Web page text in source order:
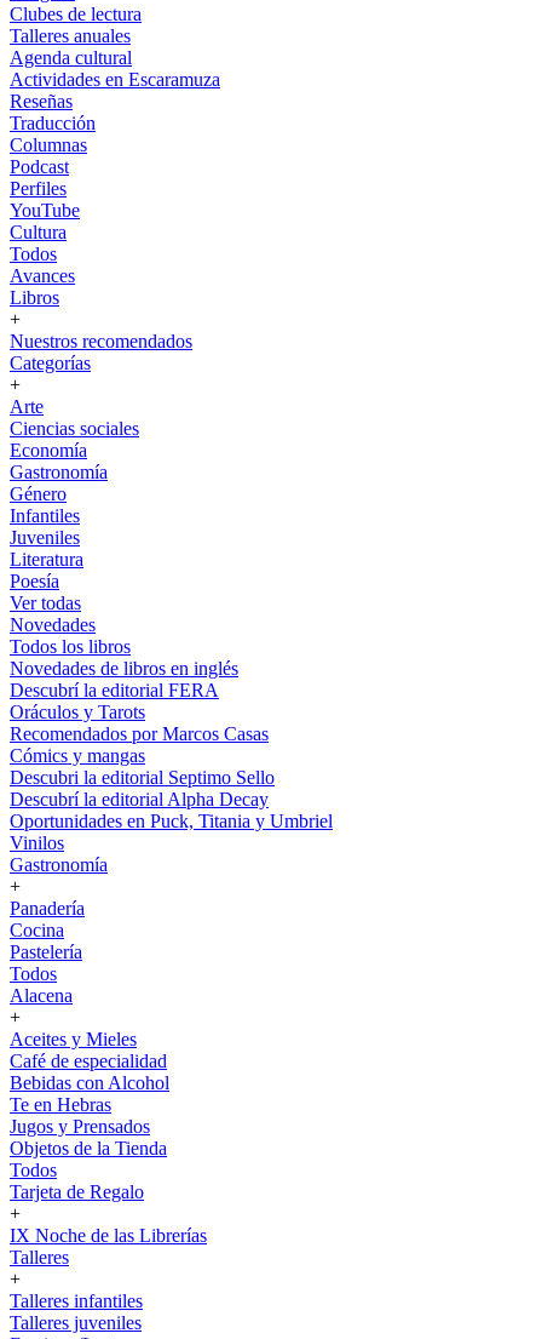
Clubes de lectura
Talleres anuales
Agenda cultural
Actividades en Escaramuza
Reseñas
Traducción
Columnas
Podcast
Perfiles
YouTube
Cultura
Todos
Avances
Libros
+
Nuestros recomendados
Categorías
+
Arte
Ciencias sociales
Economía
Gastronomía
Género
Infantiles
Juveniles
Literatura
Poesía
Ver todas
Novedades
Todos los libros
Novedades de libros en inglés
Descubrí la editorial FERA
Oráculos y Tarots
Recomendados por Marcos Casas
Cómics y mangas
Descubri la editorial Septimo Sello
Descubrí la editorial Alpha Decay
Oportunidades en Puck, Titania y Umbriel
Vinilos
Gastronomía
+
Panadería
Cocina
Pastelería
Todos
Alacena
+
Aceites y Mieles
Café de especialidad
Bebidas con Alcohol
Te en Hebras
Jugos y Prensados
Objetos de la Tienda
Todos
Tarjeta de Regalo
+
IX Noche de las Librerías
Talleres
+
Talleres infantiles
Talleres juveniles